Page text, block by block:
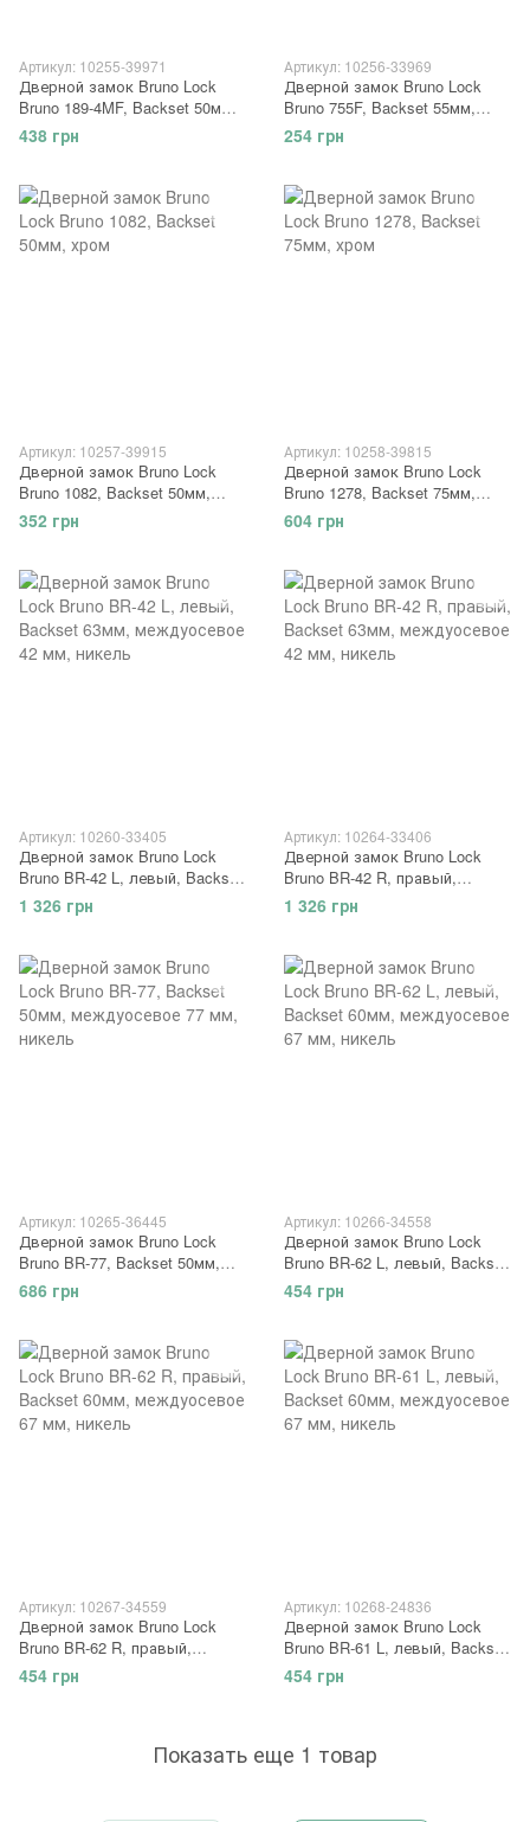
Артикул: 10255-39971
Дверной замок Bruno Lock
Bruno 189-4MF, Backset 50мм,
хром
438 грн
Артикул: 10256-33969
Дверной замок Bruno Lock
Bruno 755F, Backset 55мм,
матовый хром
254 грн
Артикул: 10257-39915
Дверной замок Bruno Lock
Bruno 1082, Backset 50мм,
хром
352 грн
Артикул: 10258-39815
Дверной замок Bruno Lock
Bruno 1278, Backset 75мм,
хром
604 грн
Артикул: 10260-33405
Дверной замок Bruno Lock
Bruno BR-42 L, левый, Backset
63мм, междуосевое 42 мм,
1 326 грн
Артикул: 10264-33406
Дверной замок Bruno Lock
Bruno BR-42 R, правый,
Backset 63мм, междуосевое
42 мм, никель
1 326 грн
Артикул: 10265-36445
Дверной замок Bruno Lock
Bruno BR-77, Backset 50мм,
междуосевое 77 мм, никель
686 грн
Артикул: 10266-34558
Дверной замок Bruno Lock
Bruno BR-62 L, левый, Backset
60мм, междуосевое 67 мм,
никель
454 грн
Артикул: 10267-34559
Дверной замок Bruno Lock
Bruno BR-62 R, правый,
Backset 60мм, междуосевое
67 мм, никель
454 грн
Артикул: 10268-24836
Дверной замок Bruno Lock
Bruno BR-61 L, левый, Backset
60мм, междуосевое 67 мм,
никель
454 грн
Показать еще 1 товар